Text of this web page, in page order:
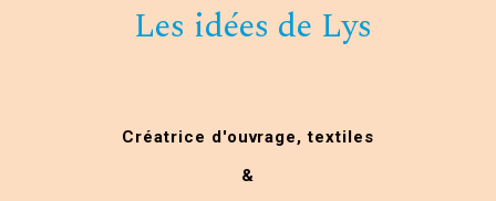
Les idées de Lys
Créatrice d'ouvrage, textiles
&